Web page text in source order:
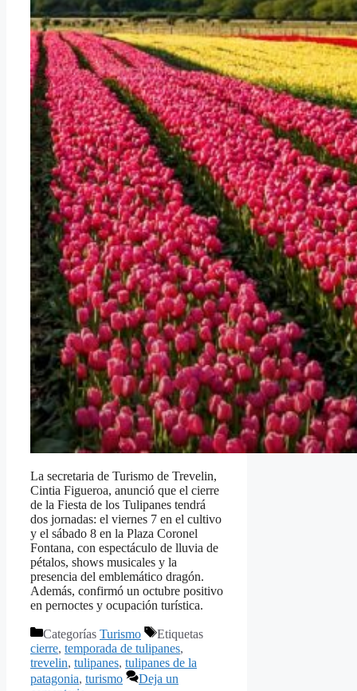
La secretaria de Turismo de Trevelin,
Cintia Figueroa, anunció que el cierre
de la Fiesta de los Tulipanes tendrá
dos jornadas: el viernes 7 en el cultivo
y el sábado 8 en la Plaza Coronel
Fontana, con espectáculo de lluvia de
pétalos, shows musicales y la
presencia del emblemático dragón.
Además, confirmó un octubre positivo
en pernoctes y ocupación turística.
Categorías Turismo
Etiquetas
cierre, temporada de tulipanes,
trevelin, tulipanes, tulipanes de la
patagonia, turismo
Deja un